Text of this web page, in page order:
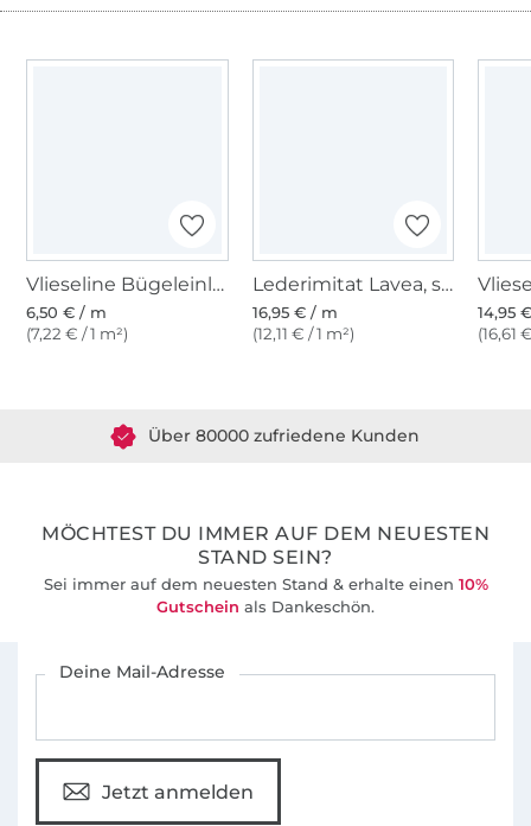
Vlieseline Bügeleinlage H250 - weiß
6,50 € / m
(7,22 € / 1 m²)
Lederimitat Lavea, silber
16,95 € / m
(12,11 € / 1 m²)
14,95
(16,61
MÖCHTEST DU IMMER AUF DEM NEUESTEN
STAND SEIN?
Sei immer auf dem neuesten Stand & erhalte einen 10%
Gutschein als Dankeschön.
Deine Mail-Adresse
Jetzt anmelden